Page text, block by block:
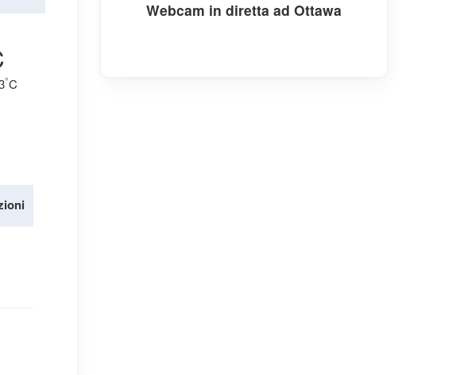
°C
Webcam in diretta ad Ottawa